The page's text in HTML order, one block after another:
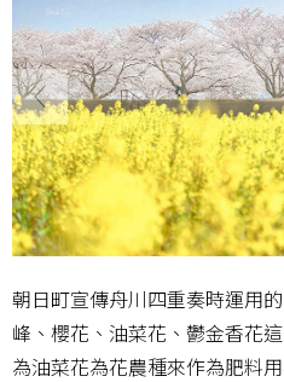
朝日町宣傳舟川四重奏時運用
峰、櫻花、油菜花、鬱金香花
為油菜花為花農種來作為肥料